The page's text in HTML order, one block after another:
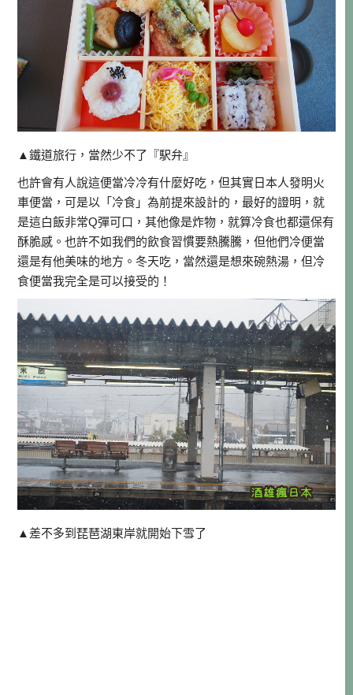
▲鐵道旅行，當然少不了『駅弁』
也許會有人說這便當冷冷有什麼好吃，但其實日本人發明火
車便當，可是以「冷食」為前提來設計的，最好的證明，就
是這白飯非常Q彈可口，其他像是炸物，就算冷食也都還保有
酥脆感。也許不如我們的飲食習慣要熱騰騰，但他們冷便當
還是有他美味的地方。冬天吃，當然還是想來碗熱湯，但冷
食便當我完全是可以接受的！
▲差不多到琵琶湖東岸就開始下雪了